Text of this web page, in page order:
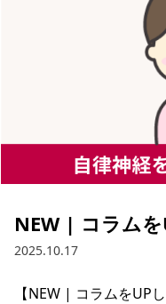
NEW | コラムを
2025.10.17
【NEW | コラムをUP